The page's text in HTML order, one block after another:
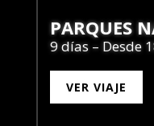
PARQUES
9 días – Desde
VER VIAJE